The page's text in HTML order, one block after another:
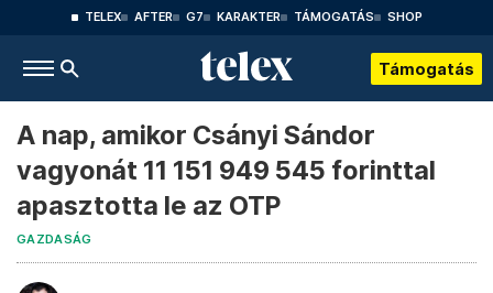
TELEX AFTER G7 KARAKTER TÁMOGATÁS SHOP
Támogatás
A nap, amikor Csányi Sándor
vagyonát 11 151 949 545 forinttal
apasztotta le az OTP
GAZDASÁG